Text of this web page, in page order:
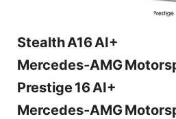
Stealth A16 AI+
Mercedes‑AMG
Prestige 16 AI+
Mercedes‑AMG